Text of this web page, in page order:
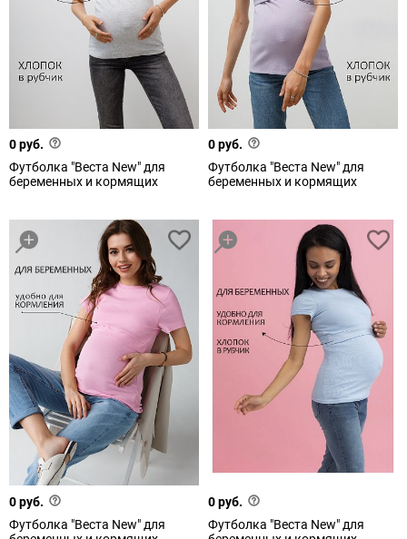
0 руб.
Футболка "Веста New" для
беременных и кормящих
0 руб.
Футболка "Веста New" для
беременных и кормящих
0 руб.
Футболка "Веста New" для
0 руб.
Футболка "Веста New" для